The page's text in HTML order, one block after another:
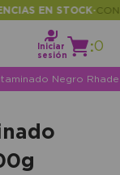
EN STOCK•
Iniciar
sesión
:0
Negro